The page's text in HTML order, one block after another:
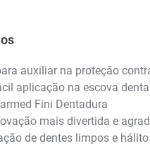
auxiliar na proteção
aplicação na escova
Fini Dentadura
mais divertida e
de dentes limpos e